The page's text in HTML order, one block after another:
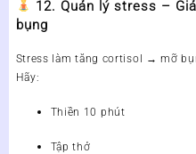
12. Quản lý stress –
bụng
Stress làm tăng cortisol → mỡ
Hãy:
Thiền 10 phút
Tập thở